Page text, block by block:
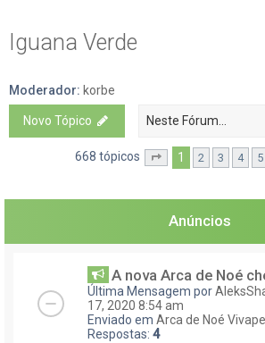
Iguana Verde
Moderador: korbe
Novo Tópico
668 tópicos Página1 de
1 2 3 4 5
Anúncios
A nova Arca de Noé
Última Mensagem por
17, 2020 8:54 am
Enviado em Arca de Noé
Respostas: 4